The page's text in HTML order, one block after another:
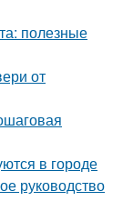
полезные
от
в городе
руководство